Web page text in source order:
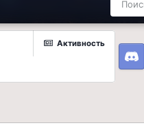
Активность